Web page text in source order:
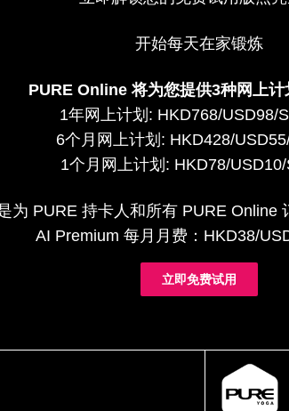
开始每天在家锻炼
PURE Online 将为您提供3种网上计
1年网上计划: HKD768/USD98/
6个月网上计划: HKD428/
1个月网上计划: HKD78/
为 PURE 持卡人和所有 PURE Online
AI Premium 每月月费：HKD38/
立即免费试用